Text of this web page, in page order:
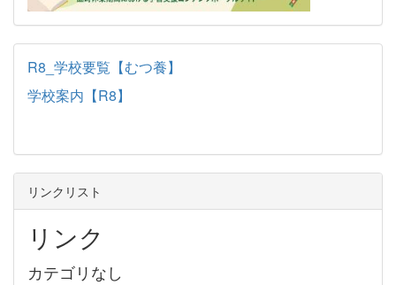
R8_学校要覧【むつ養】
学校案内【R8】
リンクリスト
リンク
カテゴリなし